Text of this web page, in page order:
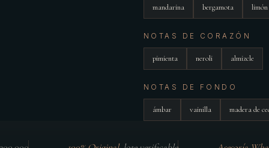
mandarina bergamota limón
NOTAS DE CORAZÓN
pimienta neroli almizcle
NOTAS DE FONDO
ámbar vainilla madera de